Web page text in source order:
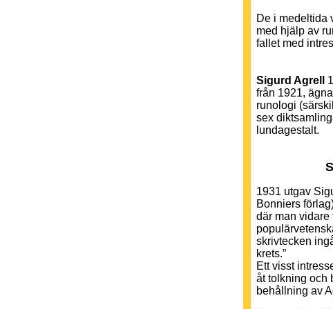
De i medeltida
med hjälp av
fallet med
Sigurd Agrell
från 1921,
runologi
sex
lundagestalt.
1931 utgav
Bonniers
där man vidare
skrivtecken
krets.”
Ett visst
åt tolkning och
behållning av